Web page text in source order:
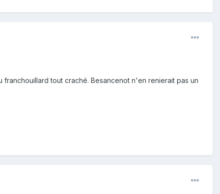
tout craché. Besancenot n'en renierait pas un